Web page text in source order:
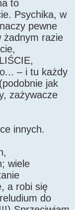
to
Psychika, w
pewne
żadnym razie
– i tu każdy
jak
zażywacze
innych.
wiele
a robi się
do